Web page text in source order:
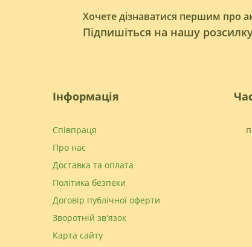
Хочете дізнаватися першим про
Підпишіться на нашу
Інформація
Співпраця
Про нас
Доставка та оплата
Політика безпеки
Договір публічної оферти
Зворотній зв'язок
Карта сайту